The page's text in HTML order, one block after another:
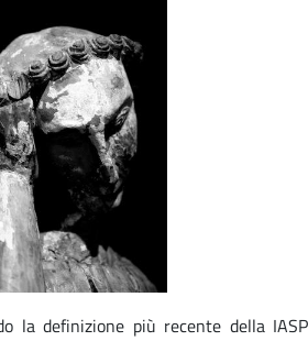
la definizione più recente della IASP